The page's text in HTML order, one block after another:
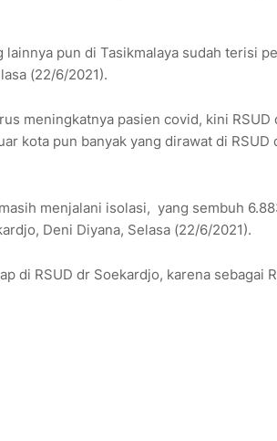
pun di Tasikmalaya sudah terisi
(22/6/2021).
meningkatnya pasien covid, kini RSUD
kota pun banyak yang dirawat di RSUD
menjalani isolasi, yang sembuh
Deni Diyana, Selasa (22/6/2021).
di RSUD dr Soekardjo, karena sebagai